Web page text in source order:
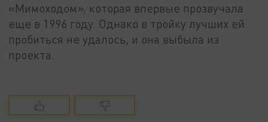
«Мимоходом», которая впервые прозвучала
еще в 1996 году. Однако в тройку лучших ей
пробиться не удалось, и она выбыла из
проекта.